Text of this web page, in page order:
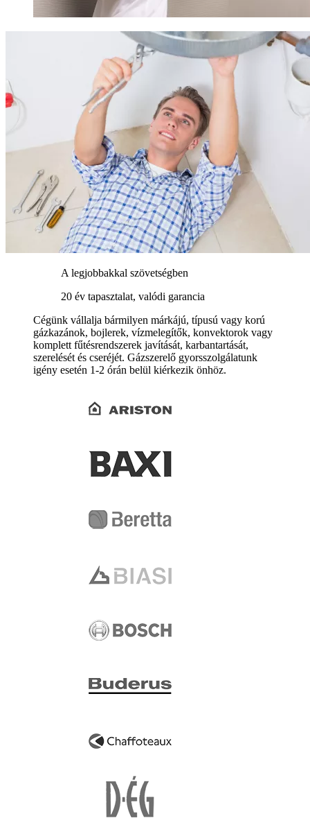
A legjobbakkal szövetségben
20 év tapasztalat, valódi garancia
Cégünk vállalja bármilyen márkájú, típusú vagy korú
gázkazánok, bojlerek, vízmelegítők, konvektorok vagy
komplett fűtésrendszerek javítását, karbantartását,
szerelését és cseréjét. Gázszerelő gyorsszolgálatunk
igény esetén 1-2 órán belül kiérkezik önhöz.